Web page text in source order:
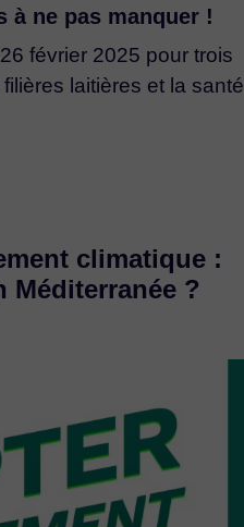
à ne pas manquer !
février 2025 pour trois
laitières et la santé
climatique :
Méditerranée ?